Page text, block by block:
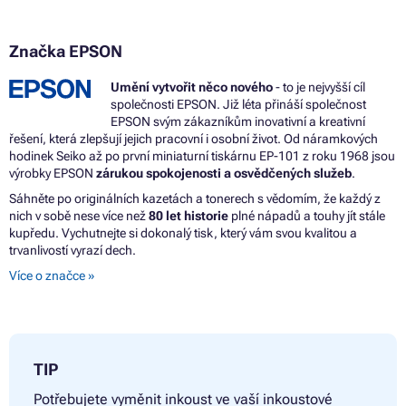
Značka EPSON
Umění vytvořit něco nového- to je nejvyšší cíl
společnosti EPSON. Již léta přináší společnost
EPSON svým zákazníkům inovativní a kreativní
řešení, která zlepšují jejich pracovní i osobní život. Od náramkových
hodinek Seiko až po první miniaturní tiskárnu EP-101 z roku 1968 jsou
výrobky EPSON zárukou spokojenosti a osvědčených služeb.
Sáhněte po originálních kazetách a tonerech s vědomím, že každý z
nich v sobě nese více než80 let historie plné nápadů a touhy jít stále
kupředu. Vychutnejte si dokonalý tisk, který vám svou kvalitou a
trvanlivostí vyrazí dech.
Více o značce »
TIP
Potřebujete vyměnit inkoust ve vaší inkoustové